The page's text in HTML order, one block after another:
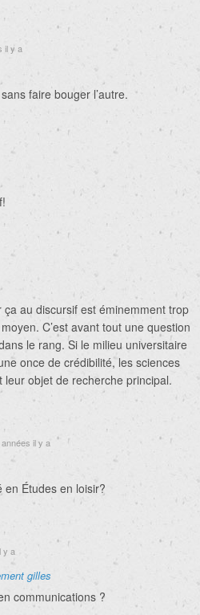
il y a
faire bouger l’autre.
au discursif est éminemment trop
C’est avant tout une question
le rang. Si le milieu universitaire
once de crédibilité, les sciences
objet de recherche principal.
il y a
en Études en loisir?
y a
gilles
communications ?